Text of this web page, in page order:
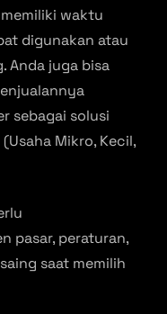
waktu
digunakan atau
Anda juga bisa
sebagai solusi
Mikro, Kecil,
pasar, peraturan,
saat memilih